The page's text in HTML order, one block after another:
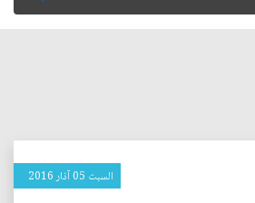
السبت 05 آذار 2016